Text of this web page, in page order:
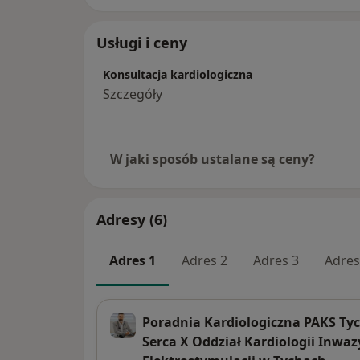
• Autor prac naukowych w renomowanych
• W praktyce zawodowej zajmuje się w
kardiologicznego podłoża bólu w klatce
nadciśnienia tętniczego, zaburzeń rytmu
Polskiego Towarzystwa Kardiologicznego.
Usługi i ceny
Konsultacja kardiologiczna
Szczegóły
W jaki sposób ustalane są ceny?
Adresy (6)
Adres 1 Adres 2 Adres 3
Poradnia Kardiologiczna PAKS
Serca X Oddział Kardiologii